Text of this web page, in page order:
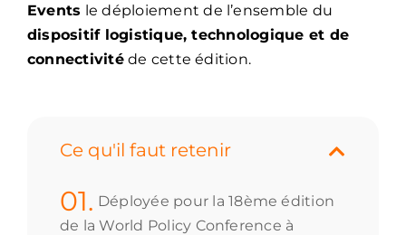
Events le déploiement de l’ensemble du
dispositif logistique, technologique et de
connectivitéde cette édition.
Ce qu'il faut retenir
01. Déployée pour la 18ème édition
de la World Policy Conference à